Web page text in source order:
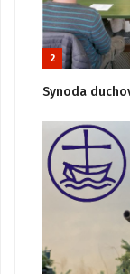
2
Synoda